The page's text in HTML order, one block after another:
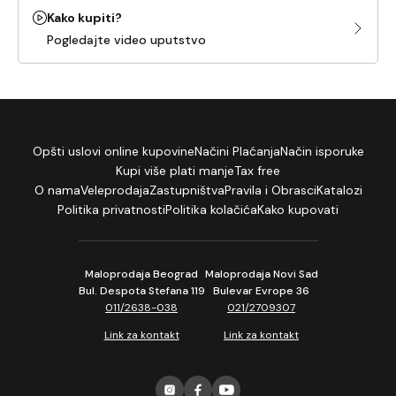
Kako kupiti?
Pogledajte video uputstvo
Opšti uslovi online kupovineNačini PlaćanjaNačin isporuke
Kupi više plati manjeTax free
O namaVeleprodajaZastupništvaPravila i ObrasciKatalozi
Politika privatnostiPolitika kolačićaKako kupovati
Maloprodaja Beograd
Bul. Despota Stefana 119
011/2638-038
Link za kontakt
Maloprodaja Novi Sad
Bulevar Evrope 36
021/2709307
Link za kontakt